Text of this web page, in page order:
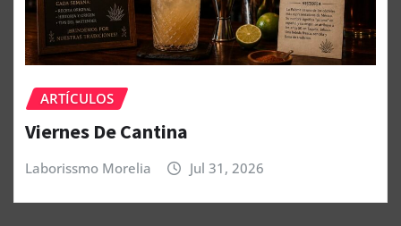
ARTÍCULOS
Viernes De Cantina
Laborissmo Morelia Jul 31, 2026